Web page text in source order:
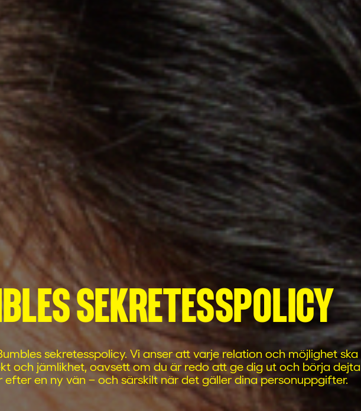
SEKRETESSPOLICY
sekretesspolicy. Vi anser att varje relation och möjlighet ska
och jämlikhet, oavsett om du är redo att ge dig ut och börja dejta
efter en ny vän – och särskilt när det gäller dina personuppgifter.